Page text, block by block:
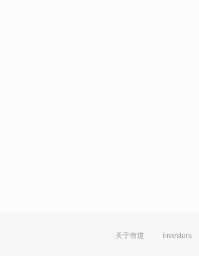
关于有道 Investors